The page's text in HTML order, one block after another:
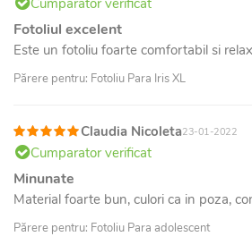
Fotoliul excelent
Este un fotoliu foarte comfortabil si
Părere pentru: Fotoliu Para Iris XL
Claudia Nicoleta23-01-2022
Cumparator verificat
Minunate
Material foarte bun, culori ca in poza,
Părere pentru: Fotoliu Para adolescent